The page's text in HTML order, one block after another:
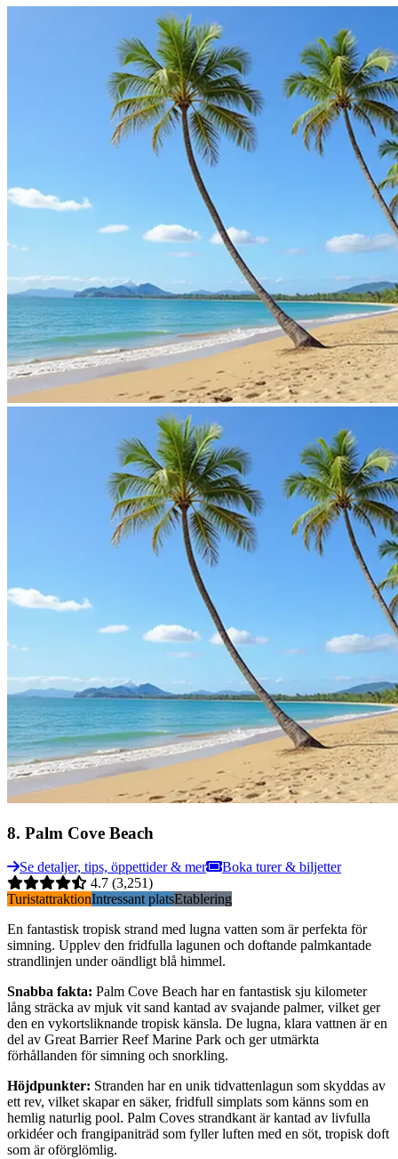
8. Palm Cove Beach
Se detaljer, tips, öppettider & mer
Boka turer & biljetter
4.7 (3,251)
TuristattraktionIntressant platsEtablering
En fantastisk tropisk strand med lugna vatten som är perfekta för
simning. Upplev den fridfulla lagunen och doftande palmkantade
strandlinjen under oändligt blå himmel.
Snabba fakta: Palm Cove Beach har en fantastisk sju kilometer
lång sträcka av mjuk vit sand kantad av svajande palmer, vilket ger
den en vykortsliknande tropisk känsla. De lugna, klara vattnen är en
del av Great Barrier Reef Marine Park och ger utmärkta
förhållanden för simning och snorkling.
Höjdpunkter: Stranden har en unik tidvattenlagun som skyddas av
ett rev, vilket skapar en säker, fridfull simplats som känns som en
hemlig naturlig pool. Palm Coves strandkant är kantad av livfulla
orkidéer och frangipaniträd som fyller luften med en söt, tropisk doft
som är oförglömlig.